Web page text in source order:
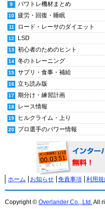
パワトレ機材まとめ
疲労・回復・睡眠
ロード・レーサのダイエット
LSD
初心者のためのヒント
冬のトレーニング
サプリ・食事・補給
立ち読み版
期分け・練習計画
レース情報
ヒルクライム・上り
プロ選手のパワー情報
ホーム お知らせ 免責事項 利用
Copyright © Overlander Co., Ltd.All